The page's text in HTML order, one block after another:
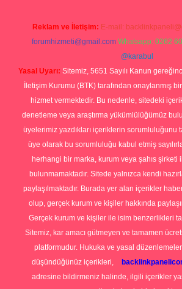
Reklam ve İletişim: E-mail:
forumhizmeti@gmail.com Whatsapp: 0262
@karabul
Yasal Uyarı: Sitemiz, 5651 Sayılı Kanun
İletişim Kurumu (BTK) tarafından onaylanmış
hizmet vermektedir. Bu nedenle, sitedeki
denetleme veya araştırma yükümlülüğümüz
üyelerimiz yazdıkları içeriklerin sorumluluğunu
üye olarak bu sorumluluğu kabul etmiş
herhangi bir marka, kurum veya şahıs şirketi
bulunmamaktadır. Sitede yalnızca kendi
paylaşılmaktadır. Burada yer alan içerikler
olup, gerçek kurum ve kişiler hakkında
Gerçek kurum ve kişiler ile isim benzerlikleri
Sitemiz, kar amacı gütmeyen ve tamamen
platformudur. Hukuka ve yasal
düşündüğünüz içerikleri,
adresine bildirmeniz halinde, ilgili içerikler